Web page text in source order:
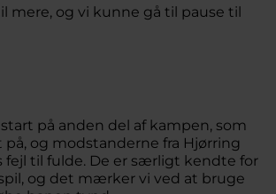
mere, og vi kunne gå til pause til
på anden del af kampen, som
på, og modstanderne fra Hjørring
fejl til fulde. De er særligt kendte for
og det mærker vi ved at bruge